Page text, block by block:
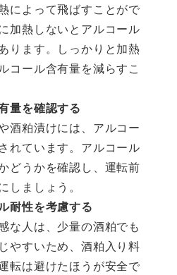
によって飛ばすことがで
加熱しないとアルコール
ります。しっかりと加熱
コール含有量を減らすこ
量を確認する
酒粕漬けには、アルコー
れています。アルコール
どうかを確認し、運転前
しましょう。
耐性を考慮する
な人は、少量の酒粕でも
やすいため、酒粕入り料
転は避けたほうが安全で